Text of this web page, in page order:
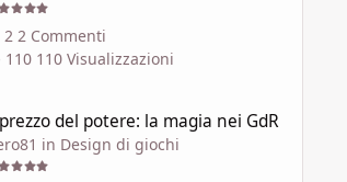
2 Commenti
110 Visualizzazioni
del potere: la magia nei GdR
in Design di giochi